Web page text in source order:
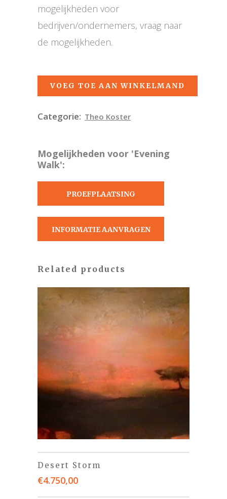
mogelijkheden voor
bedrijven/ondernemers, vraag naar
de mogelijkheden.
VOEG TOE AAN WINKELMAND
Categorie: Theo Koster
Mogelijkheden voor 'Evening
Walk':
PROEFPLAATSING
INFORMATIE AANVRAGEN
Related products
Desert Storm
€4.750,00